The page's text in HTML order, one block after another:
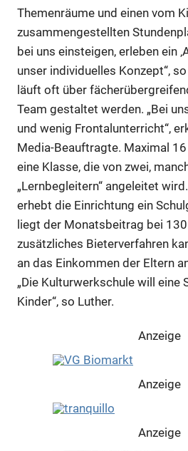
Themenräume und einen vom
zusammengestellten
bei uns einsteigen, erleben ein
unser individuelles Konzept“,
läuft oft über
Team gestaltet werden. „Bei
und wenig Frontalunterricht“,
Media-Beauftragte. Maximal
eine Klasse, die von zwei,
„Lernbegleitern“ angeleitet
erhebt die Einrichtung ein
liegt der Monatsbeitrag bei
zusätzliches Bieterverfahren
an das Einkommen der Eltern
„Die Kulturwerkschule will eine
Kinder“, so Luther.
Anzeige
Anzeige
Anzeige